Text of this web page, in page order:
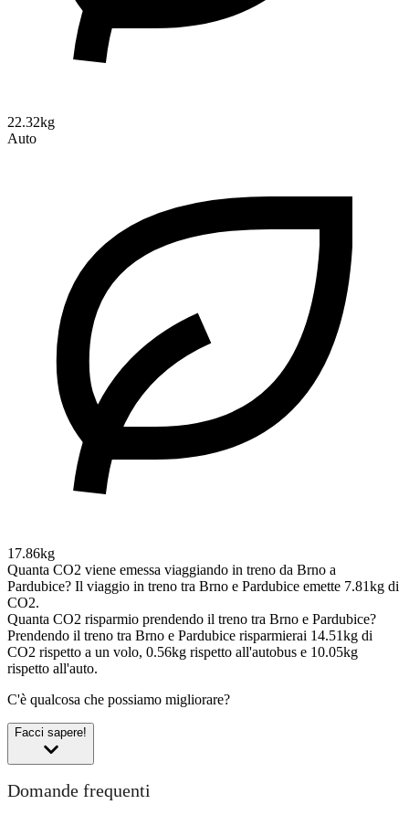
22.32kg
Auto
17.86kg
Quanta CO2 viene emessa viaggiando in treno da Brno a
Pardubice? Il viaggio in treno tra Brno e Pardubice emette 7.81kg di
CO2.
Quanta CO2 risparmio prendendo il treno tra Brno e Pardubice?
Prendendo il treno tra Brno e Pardubice risparmierai 14.51kg di
CO2 rispetto a un volo, 0.56kg rispetto all'autobus e 10.05kg
rispetto all'auto.
C'è qualcosa che possiamo migliorare?
Facci sapere!
Domande frequenti